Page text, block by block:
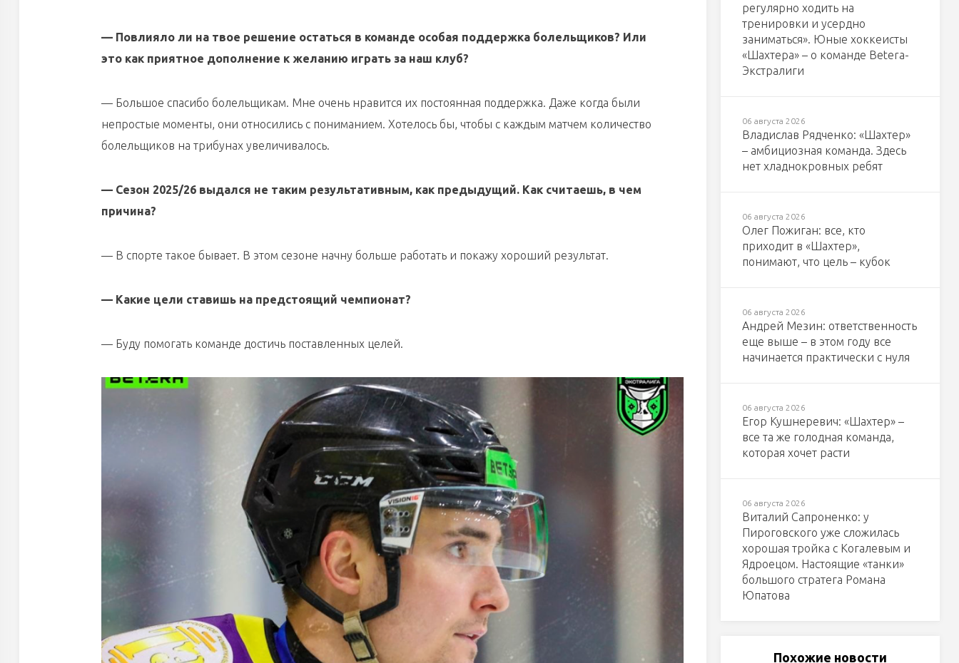
— Повлияло ли на твое решение остаться в команде особая поддержка болельщиков? Или
это как приятное дополнение к желанию играть за наш клуб?
— Большое спасибо болельщикам. Мне очень нравится их постоянная поддержка. Даже когда были
непростые моменты, они относились с пониманием. Хотелось бы, чтобы с каждым матчем количество
болельщиков на трибунах увеличивалось.
— Сезон 2025/26 выдался не таким результативным, как предыдущий. Как считаешь, в чем
причина?
— В спорте такое бывает. В этом сезоне начну больше работать и покажу хороший результат.
— Какие цели ставишь на предстоящий чемпионат?
— Буду помогать команде достичь поставленных целей.
регулярно ходить на
тренировки и усердно
заниматься». Юные хоккеисты
«Шахтера» – о команде Betera-
Экстралиги
06 августа 2026
Владислав Рядченко: «Шахтер»
– амбициозная команда. Здесь
нет хладнокровных ребят
06 августа 2026
Олег Пожиган: все, кто
приходит в «Шахтер»,
понимают, что цель – кубок
06 августа 2026
Андрей Мезин: ответственность
еще выше – в этом году все
начинается практически с нуля
06 августа 2026
Егор Кушнеревич: «Шахтер» –
все та же голодная команда,
которая хочет расти
06 августа 2026
Виталий Сапроненко: у
Пироговского уже сложилась
хорошая тройка с Когалевым и
Ядроецом. Настоящие «танки»
большого стратега Романа
Юпатова
Похожие новости